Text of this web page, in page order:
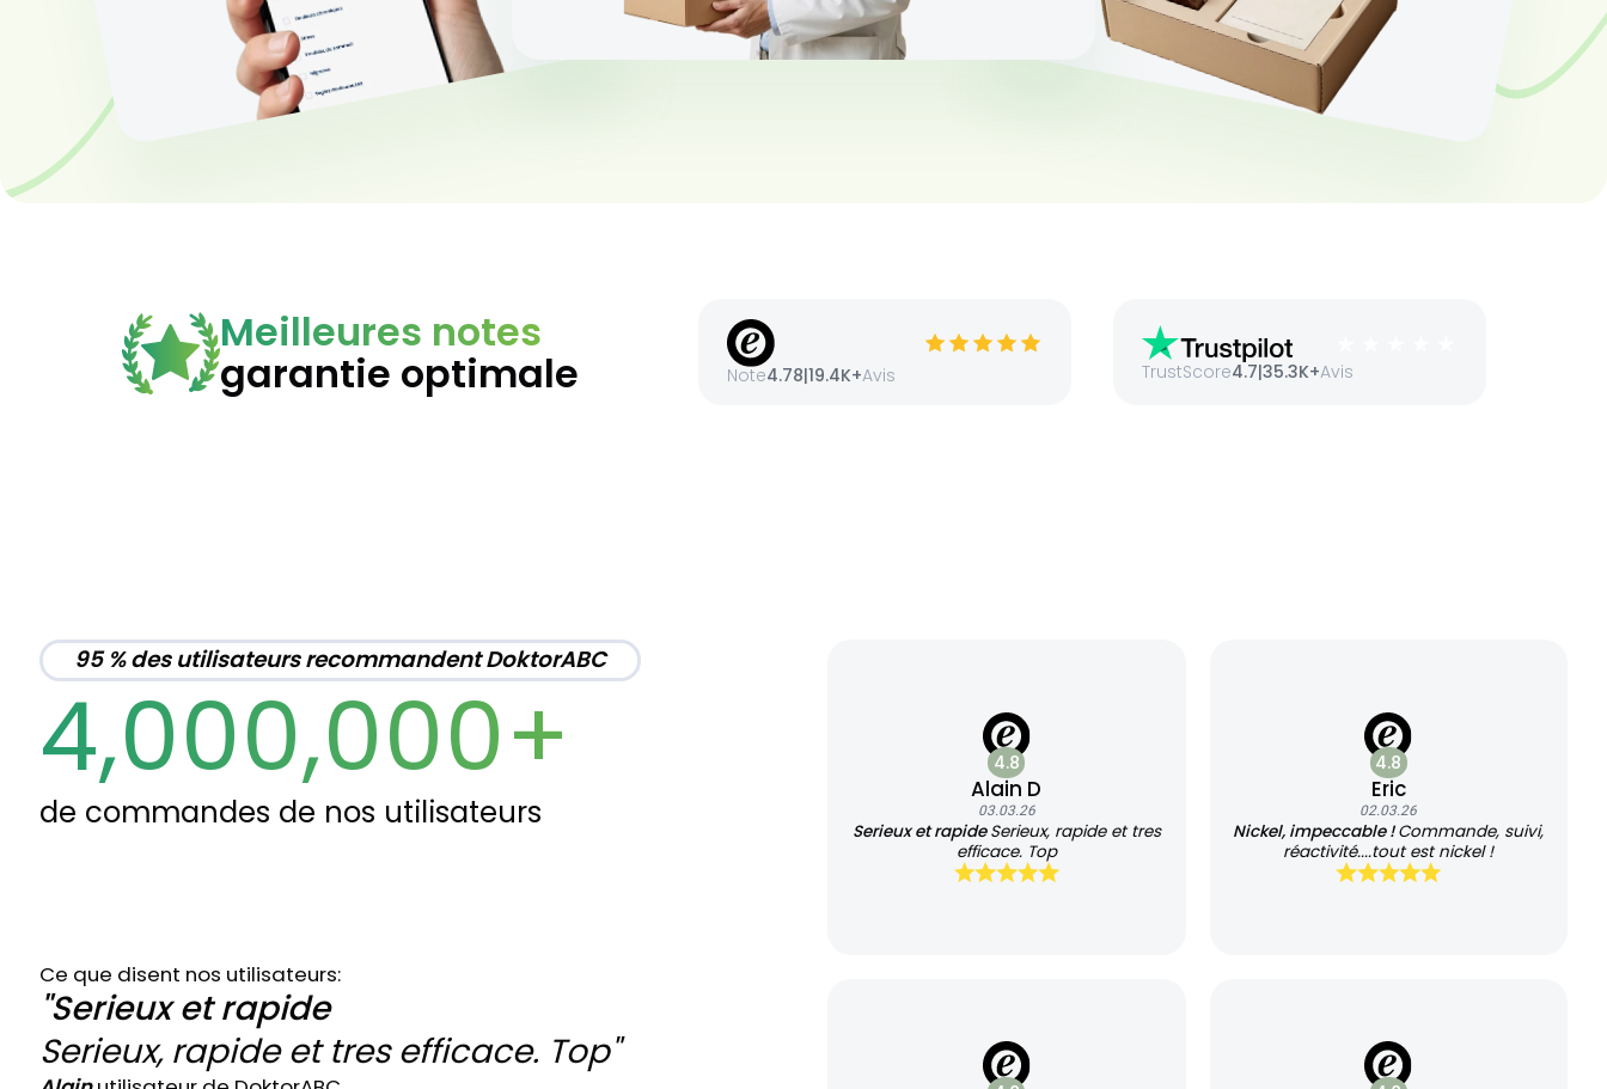
Meilleures notes
garantie optimale Note4.78|19.4K+Avis TrustScore4.7|35.3K+Avis
95 % des utilisateurs recommandent DoktorABC
4,000,000+
de commandes de nos utilisateurs
Ce que disent nos utilisateurs:
"Serieux et rapide
Serieux, rapide et tres efficace. Top"
4.8
Alain D
03.03.26
Serieux et rapideSerieux, rapide et tres
efficace. Top
4.8
Eric
02.03.26
Nickel, impeccable !Commande, suivi,
réactivité....tout est nickel !